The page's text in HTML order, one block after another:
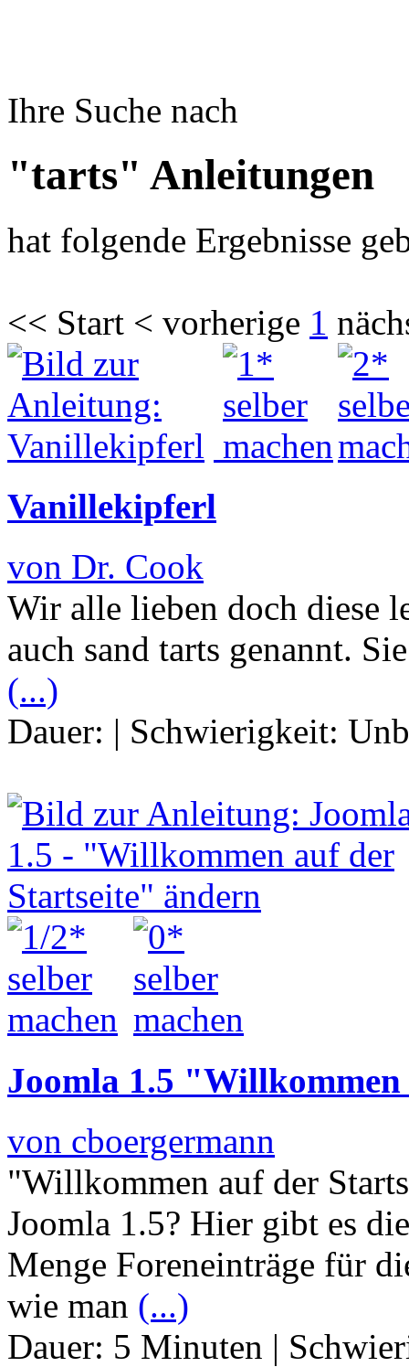
Ihre Suche nach
"tarts" Anleitungen
hat folgende Ergebnisse
<< Start < vorherige 1
Vanillekipferl
von Dr. Cook
Wir alle lieben doch diese
auch sand tarts genannt.
(...)
Dauer: | Schwierigkeit:
Joomla 1.5
von cboergermann
"Willkommen auf der
Joomla 1.5? Hier gibt es
Menge Foreneinträge für
wie man (...)
Dauer: 5 Minuten |